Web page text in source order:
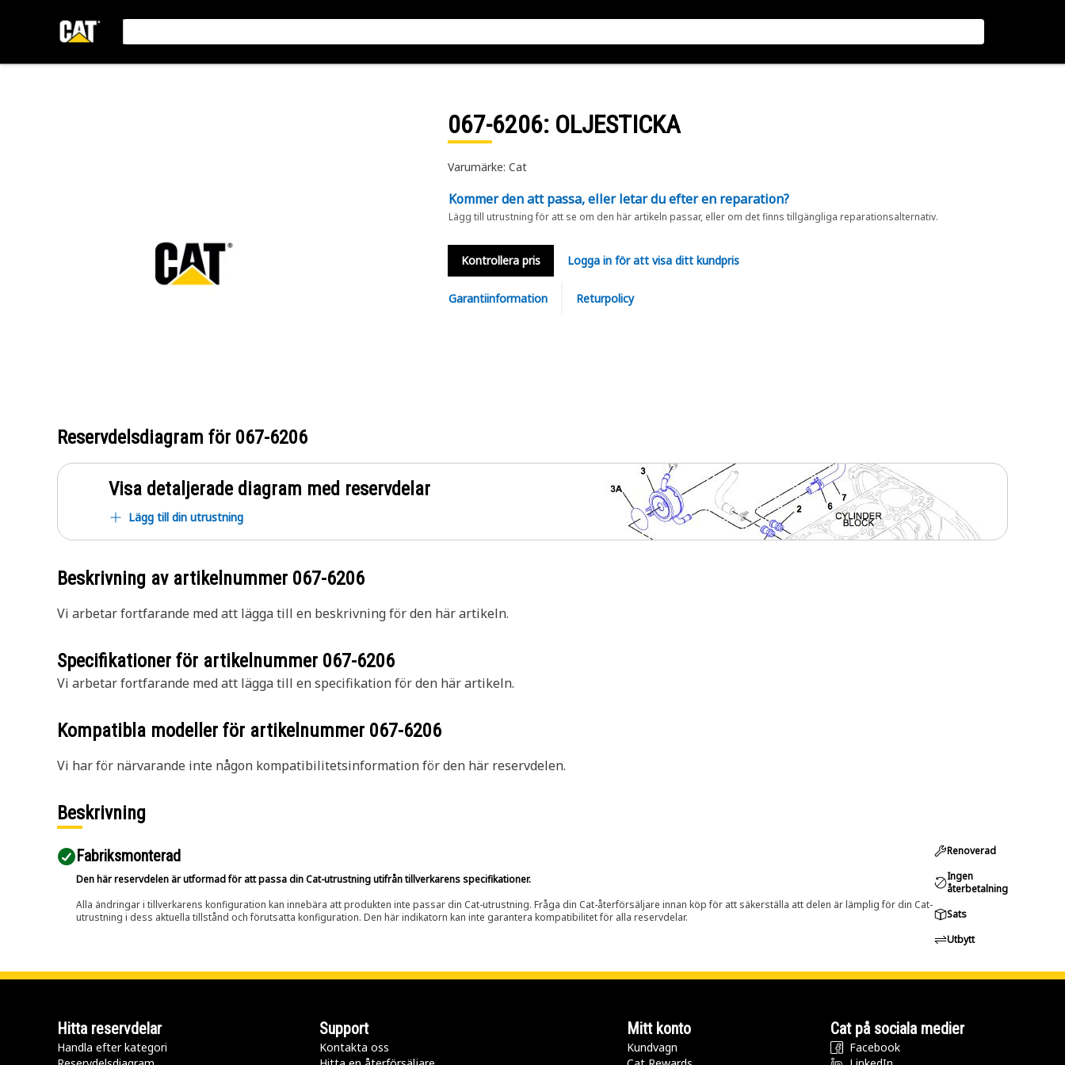
067-6206: OLJESTICKA
Varumärke: Cat
Kommer den att passa, eller letar du efter en reparation?
Lägg till utrustning för att se om den här artikeln passar, eller om det finns tillgängliga reparationsalternativ.
Kontrollera pris Logga in för att visa ditt kundpris
Garantiinformation Returpolicy
Reservdelsdiagram för 067-6206
Visa detaljerade diagram med reservdelar
Lägg till din utrustning
Beskrivning av artikelnummer 067-6206
Vi arbetar fortfarande med att lägga till en beskrivning för den här artikeln.
Specifikationer för artikelnummer 067-6206
Vi arbetar fortfarande med att lägga till en specifikation för den här artikeln.
Kompatibla modeller för artikelnummer 067-6206
Vi har för närvarande inte någon kompatibilitetsinformation för den här reservdelen.
Beskrivning
Fabriksmonterad
Den här reservdelen är utformad för att passa din Cat-utrustning utifrån tillverkarens specifikationer.
Alla ändringar i tillverkarens konfiguration kan innebära att produkten inte passar din Cat-utrustning. Fråga din Cat-återförsäljare innan köp för att säkerställa att delen är lämplig för din Cat-
utrustning i dess aktuella tillstånd och förutsatta konfiguration. Den här indikatorn kan inte garantera kompatibilitet för alla reservdelar.
Renoverad
Ingen
återbetalning
Sats
Utbytt
Hitta reservdelar
Handla efter kategori
Support
Kontakta oss
Mitt konto
Kundvagn
Cat på sociala medier
Facebook